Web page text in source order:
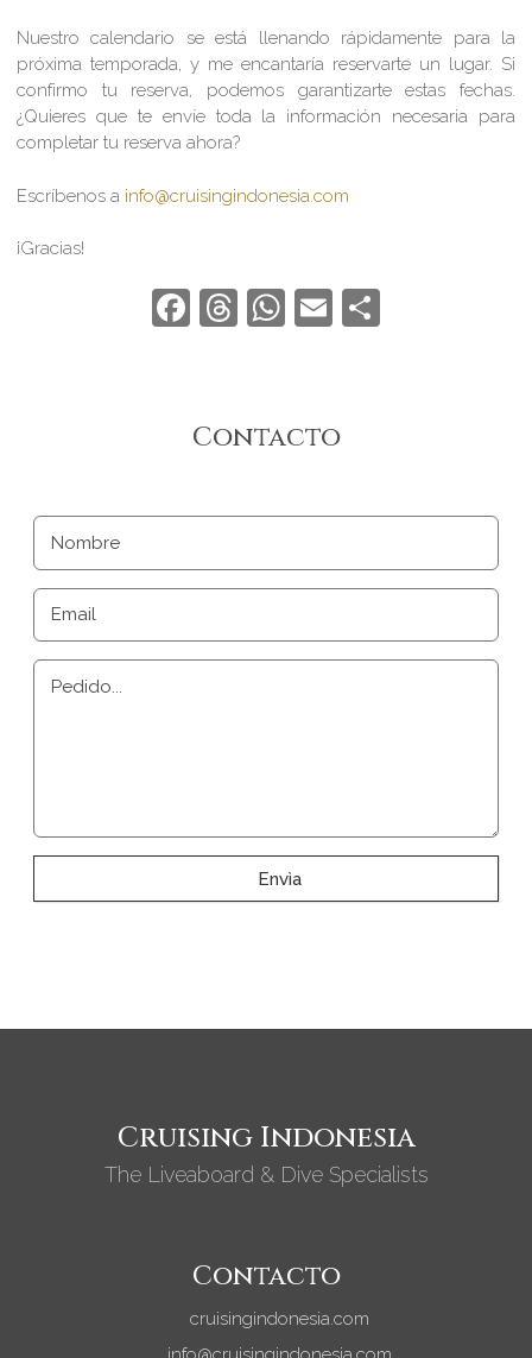
Nuestro calendario se está llenando rápidamente para la
próxima temporada, y me encantaría reservarte un lugar. Si
confirmo tu reserva, podemos garantizarte estas fechas.
¿Quieres que te envíe toda la información necesaria para
completar tu reserva ahora?
Escríbenos a info@cruisingindonesia.com
¡Gracias!
Facebook
Threads
WhatsApp
Email
Contacto
Nombre
Email
Pedido...
Envìa
Cruising Indonesia
The Liveaboard & Dive Specialists
Contacto
cruisingindonesia.com